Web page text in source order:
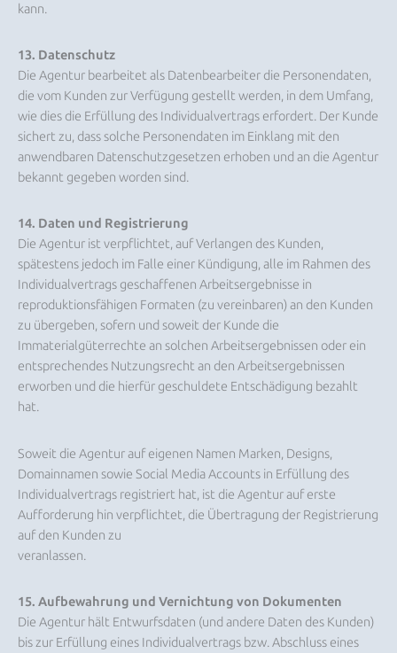
kann.
13. Datenschutz
Die Agentur bearbeitet als Datenbearbeiter die Personendaten,
die vom Kunden zur Verfügung gestellt werden, in dem Umfang,
wie dies die Erfüllung des Individualvertrags erfordert. Der Kunde
sichert zu, dass solche Personendaten im Einklang mit den
anwendbaren Datenschutzgesetzen erhoben und an die Agentur
bekannt gegeben worden sind.
14. Daten und Registrierung
Die Agentur ist verpflichtet, auf Verlangen des Kunden,
spätestens jedoch im Falle einer Kündigung, alle im Rahmen des
Individualvertrags geschaffenen Arbeitsergebnisse in
reproduktionsfähigen Formaten (zu vereinbaren) an den Kunden
zu übergeben, sofern und soweit der Kunde die
Immaterialgüterrechte an solchen Arbeitsergebnissen oder ein
entsprechendes Nutzungsrecht an den Arbeitsergebnissen
erworben und die hierfür geschuldete Entschädigung bezahlt
hat.
Soweit die Agentur auf eigenen Namen Marken, Designs,
Domainnamen sowie Social Media Accounts in Erfüllung des
Individualvertrags registriert hat, ist die Agentur auf erste
Aufforderung hin verpflichtet, die Übertragung der Registrierung
auf den Kunden zu
veranlassen.
15. Aufbewahrung und Vernichtung von Dokumenten
Die Agentur hält Entwurfsdaten (und andere Daten des Kunden)
bis zur Erfüllung eines Individualvertrags bzw. Abschluss eines